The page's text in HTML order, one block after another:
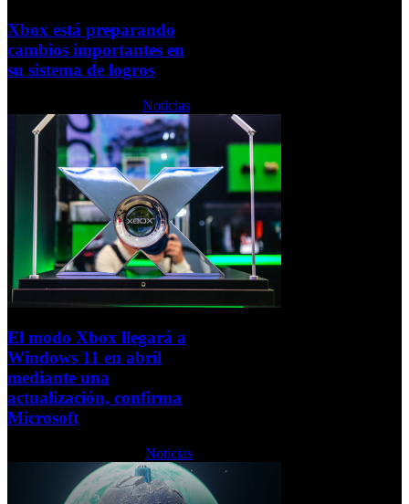
Xbox está preparando
cambios importantes en
su sistema de logros
Noticias
El modo Xbox llegará a
Windows 11 en abril
mediante una
actualización, confirma
Microsoft
Noticias